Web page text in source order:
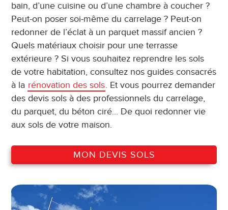
bain, d’une cuisine ou d’une chambre à coucher ?
Peut-on poser soi-même du carrelage ? Peut-on
redonner de l’éclat à un parquet massif ancien ?
Quels matériaux choisir pour une terrasse
extérieure ? Si vous souhaitez reprendre les sols
de votre habitation, consultez nos guides consacrés
à la rénovation des sols. Et vous pourrez demander
des devis sols à des professionnels du carrelage,
du parquet, du béton ciré… De quoi redonner vie
aux sols de votre maison.
MON DEVIS SOLS